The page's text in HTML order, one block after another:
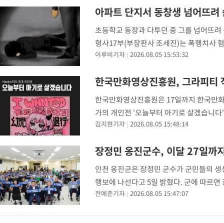
-1483초 전 >11시간 압수수색에 성접대 파문까지…'쑥대밭' 된 축구협회
-505초 전 >
[속보]규제합리화위원회 부위원장에 김태유 서울대 공대 교수…
태 후임
아파트 단지서 동창생 넘어뜨
초등학교 동창과 다투던 중 그를 넘어뜨
형사17부(부장판사 조세진)는 폭행치사
년 11월23일 오후 9시18분께 인천 부평
이루비기자 2026.08.05 15:53:32
한국만화영상진흥원, 그라피
한국만화영상진흥원은 17일까지 한국
가의 개인전 '오늘부터 아기로 살겠습니
방해 새로운 전시 콘텐츠를 발굴하고 관
김지현기자 2026.08.05 15:48:14
장정민 옹진군수, 이달 27일까
인천 옹진군은 장정민 군수가 군민들의
행보에 나선다고 5일 밝혔다. 군에 따르
하는 '주민과의 행복동행'을 추진한다. 이
전예준기자 2026.08.05 15:47:07